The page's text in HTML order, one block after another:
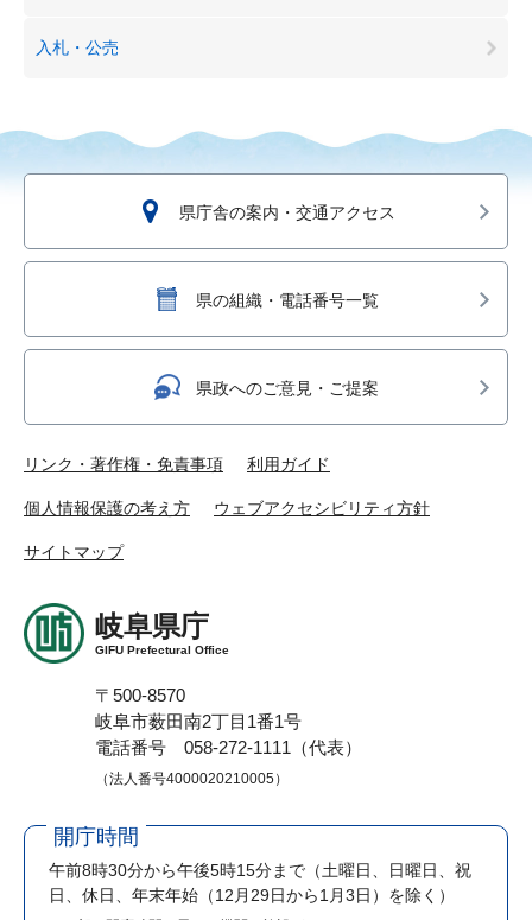
入札・公売
県庁舎の案内・交通アクセス
県の組織・電話番号一覧
県政へのご意見・ご提案
リンク・著作権・免責事項 利用ガイド
個人情報保護の考え方 ウェブアクセシビリティ方針
サイトマップ
岐阜県庁
GIFU Prefectural Office
〒500-8570
岐阜市薮田南2丁目1番1号
電話番号 058-272-1111（代表）
（法人番号4000020210005）
開庁時間
午前8時30分から午後5時15分まで （土曜日、日曜日、祝
日、休日、年末年始（12月29日から1月3日）を除く）